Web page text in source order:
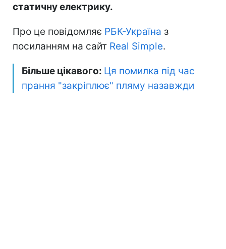
статичну електрику.
Про це повідомляє РБК-Україна з
посиланням на сайт Real Simple.
Більше цікавого: Ця помилка під час
прання "закріплює" пляму назавжди